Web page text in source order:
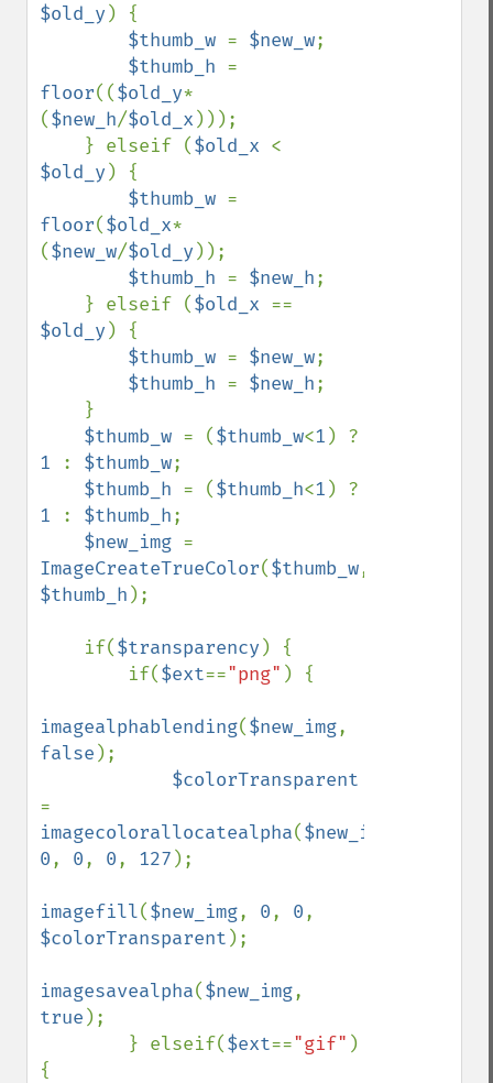
$old_y ) {
$thumb_w = $new_w;
$thumb_h
floor(($old_y*
($new_h/$old_x )));
    } elseif (
$old_x
$old_y ) {
$thumb_w
floor($old_x*
($new_w/$old_y ));
$thumb_h = $new_h;
    } elseif (
$old_x
$old_y ) {
$thumb_w = $new_w;
$thumb_h = $new_h;
$thumb_w = ($thumb_w<1
1
: $thumb_w;
$thumb_h = ($thumb_h<1
1
: $thumb_h;
$new_img
ImageCreateTrueColor($thumb_w
$thumb_h );
    if(
$transparency ) {
        if(
$ext=="png" ) {
imagealphablending($new_img
false );
imagecolorallocatealpha($new_img
0, 0, 0, 127 );
imagefill($new_img, 0, 0
$colorTransparent );
imagesavealpha($new_img
true );
        } elseif(
$ext=="gif" )
{